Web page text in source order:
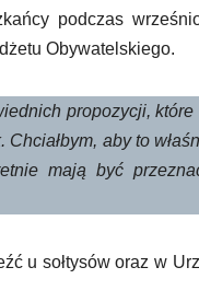
podczas
Obywatelskiego.
propozycji, które
aby to
mają być
u sołtysów oraz w